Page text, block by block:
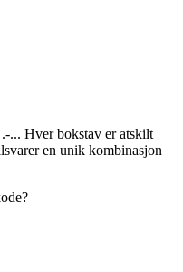
... Hver bokstav er atskilt
en unik kombinasjon